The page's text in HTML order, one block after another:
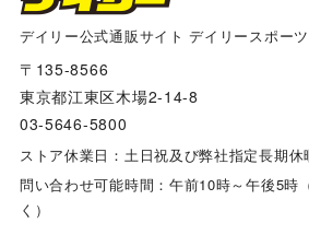
阪神タイガース×デイリー×江坂ジーン
多田文ヒコｘ阪神タイガース コラボグ
兵庫ジビエレザーｘ阪神タイガース コ
リゲッタカヌー コラボグッズ
デイリー公式通販サイト デイリースポー
〒135-8566
東京都江東区木場2-14-8
03-5646-5800
ストア休業日：土日祝及び弊社指定長期休
問い合わせ可能時間：午前10時～午後5時
く）